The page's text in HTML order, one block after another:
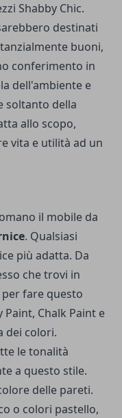
Shabby Chic.
destinati
buoni,
conferimento in
dell'ambiente e
soltanto della
allo scopo,
vita e utilità ad un
il mobile da
. Qualsiasi
più adatta. Da
che trovi in
fare questo
Chalk Paint e
dei colori.
le tonalità
a questo stile.
delle pareti.
o colori pastello,